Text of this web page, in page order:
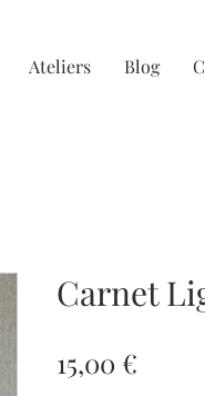
Ateliers Blog
Carnet
15,00 €